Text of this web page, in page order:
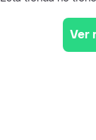
Ver